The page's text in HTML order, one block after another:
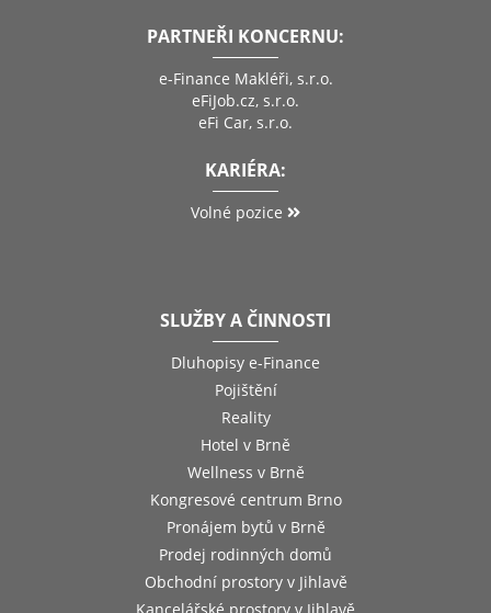
PARTNEŘI KONCERNU:
e-Finance Makléři, s.r.o.
eFiJob.cz, s.r.o.
eFi Car, s.r.o.
KARIÉRA:
Volné pozice
SLUŽBY A ČINNOSTI
Dluhopisy e-Finance
Pojištění
Reality
Hotel v Brně
Wellness v Brně
Kongresové centrum Brno
Pronájem bytů v Brně
Prodej rodinných domů
Obchodní prostory v Jihlavě